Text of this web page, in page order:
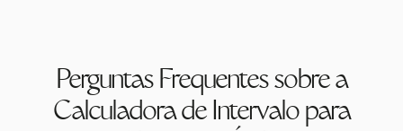
Perguntas Frequentes sobre a
Calculadora de Intervalo para